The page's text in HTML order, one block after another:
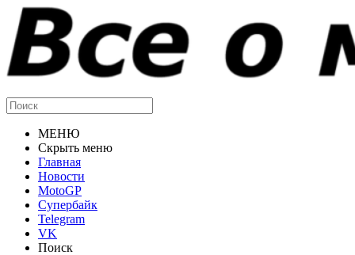
МЕНЮ
Скрыть меню
Главная
Новости
MotoGP
Супербайк
Telegram
VK
Поиск